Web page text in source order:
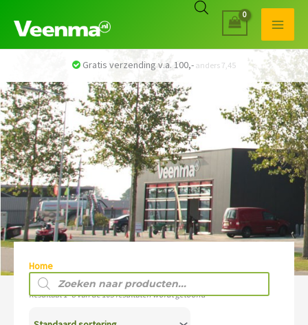
Home
Producten
zoeken
Resultaat 1–8 van de 103 resultaten wordt getoond
Veilig betalen met iDEAL